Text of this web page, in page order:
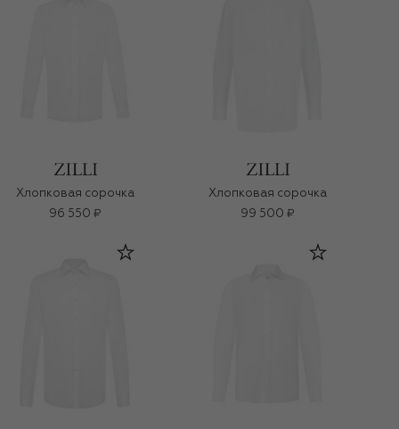
Хлопковая сорочка
96 550 ₽
Хлопковая сорочка
99 500 ₽